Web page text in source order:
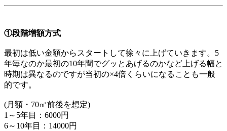
①段階増額方式
最初は低い金額からスタートして徐々に上げていきます。5
年毎なのか最初の10年間でグッとあげるのかなど上げる幅と
時期は異なるのですが当初の×4倍くらいになることも一般
的です。
(月額・70㎡前後を想定)
1～5年目：6000円
6～10年目：14000円